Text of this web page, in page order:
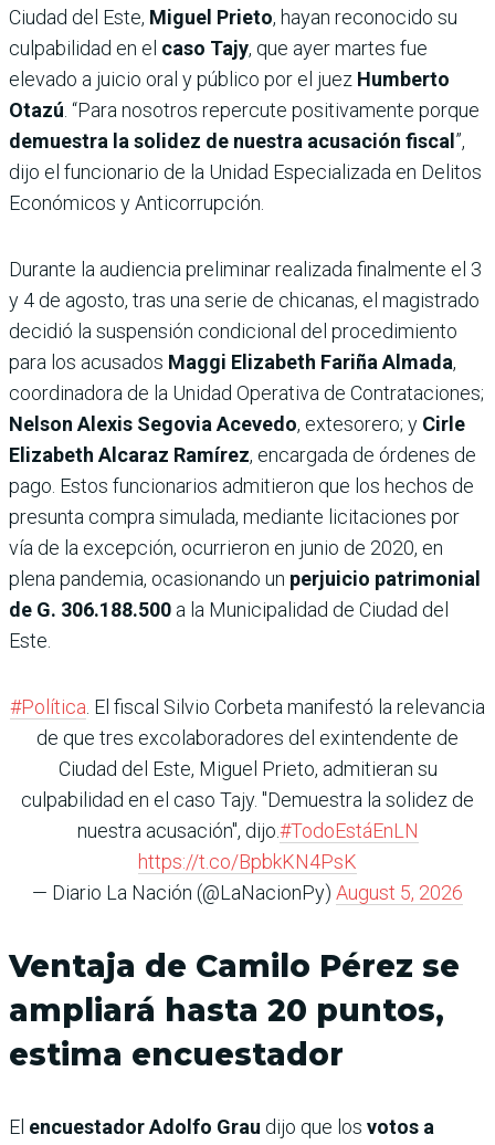
Ciudad del Este, Miguel Prieto, hayan reconocido su
culpabilidad en el caso Tajy, que ayer martes fue
elevado a juicio oral y público por el juez Humberto
Otazú. “Para nosotros repercute positivamente porque
demuestra la solidez de nuestra acusación fiscal ”,
dijo el funcionario de la Unidad Especializada en Delitos
Económicos y Anticorrupción.
Durante la audiencia preliminar realizada finalmente el 3
y 4 de agosto, tras una serie de chicanas, el magistrado
decidió la suspensión condicional del procedimiento
para los acusados Maggi Elizabeth Fariña Almada,
coordinadora de la Unidad Operativa de Contrataciones;
Nelson Alexis Segovia Acevedo, extesorero; y Cirle
Elizabeth Alcaraz Ramírez, encargada de órdenes de
pago. Estos funcionarios admitieron que los hechos de
presunta compra simulada, mediante licitaciones por
vía de la excepción, ocurrieron en junio de 2020, en
plena pandemia, ocasionando un perjuicio patrimonial
de G. 306.188.500 a la Municipalidad de Ciudad del
Este.
#Política. El fiscal Silvio Corbeta manifestó la relevancia
de que tres excolaboradores del exintendente de
Ciudad del Este, Miguel Prieto, admitieran su
culpabilidad en el caso Tajy. "Demuestra la solidez de
nuestra acusación", dijo.#TodoEstáEnLN
https://t.co/BpbkKN4PsK
— Diario La Nación (@LaNacionPy) August 5, 2026
Ventaja de Camilo Pérez se
ampliará hasta 20 puntos,
estima encuestador
El encuestador Adolfo Grau dijo que los votos a